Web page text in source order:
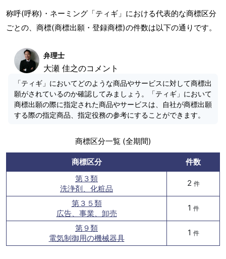
称呼(呼称)・ネーミング「ティギ」における代表的な商標区分
ごとの、商標(商標出願・登録商標)の件数は以下の通りです。
弁理士
大瀬 佳之のコメント
「ティギ」においてどのような商品やサービスに対して商標出
願がされているのか確認してみましょう。「ティギ」において
商標出願の際に指定された商品やサービスは、自社が商標出願
する際の指定商品、指定役務の参考にすることができます。
商標区分一覧 (全期間)
商標区分
件数
第３類
洗浄剤、化粧品
2 件
第３５類
広告、事業、卸売
1 件
第９類
電気制御用の機械器具
1 件